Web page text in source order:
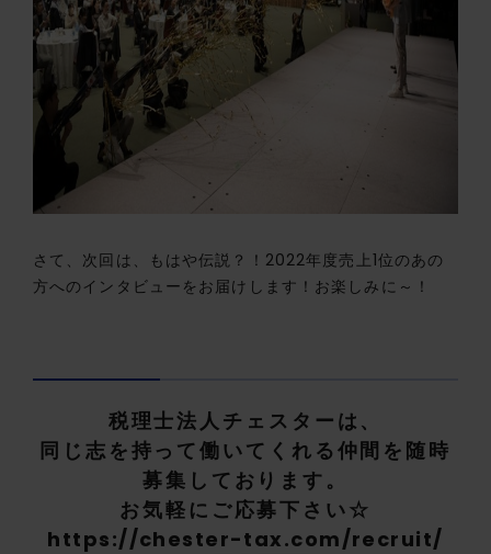
さて、次回は、もはや伝説？！2022年度売上1位のあの
方へのインタビューをお届けします！お楽しみに～！
税理士法人チェスターは、
同じ志を持って働いてくれる仲間を随時
募集しております。
お気軽にご応募下さい☆
https://chester-tax.com/recruit/